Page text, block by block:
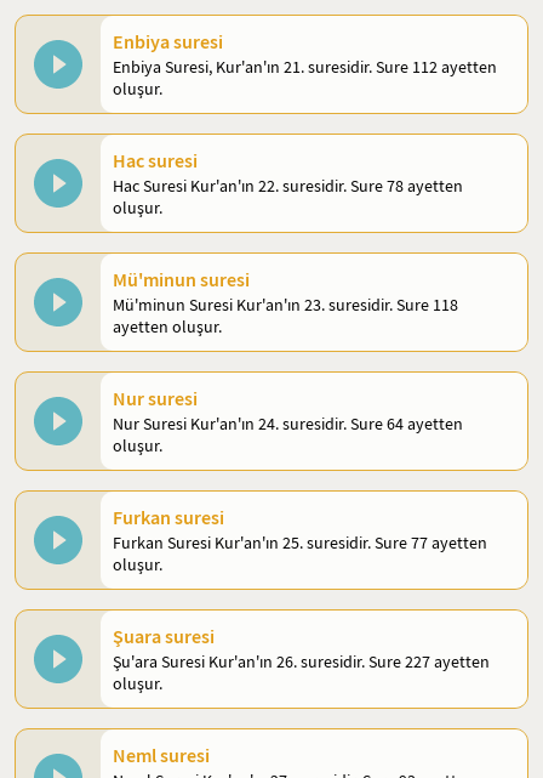
Enbiya suresi
Enbiya Suresi, Kur'an'ın 21. suresidir. Sure 112 ayetten
oluşur.
Hac suresi
Hac Suresi Kur'an'ın 22. suresidir. Sure 78 ayetten
oluşur.
Mü'minun suresi
Mü'minun Suresi Kur'an'ın 23. suresidir. Sure 118
ayetten oluşur.
Nur suresi
Nur Suresi Kur'an'ın 24. suresidir. Sure 64 ayetten
oluşur.
Furkan suresi
Furkan Suresi Kur'an'ın 25. suresidir. Sure 77 ayetten
oluşur.
Şuara suresi
Şu'ara Suresi Kur'an'ın 26. suresidir. Sure 227 ayetten
oluşur.
Neml suresi